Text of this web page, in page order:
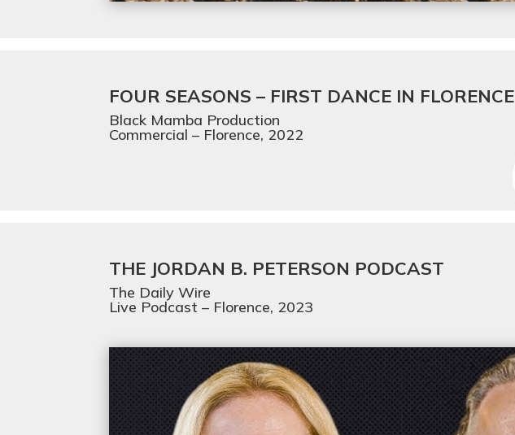
FOUR SEASONS – FIRST DANCE IN FLORENCE
Black Mamba Production
Commercial – Florence, 2022
THE JORDAN B. PETERSON PODCAST
The Daily Wire
Live Podcast – Florence, 2023